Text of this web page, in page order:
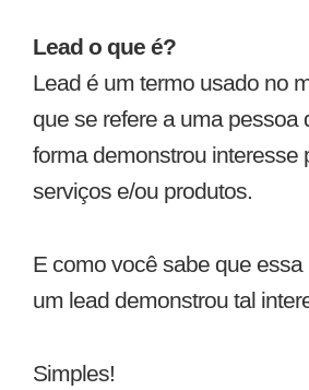
Lead o que é?
Lead é um termo usado no
que se refere a uma pessoa
forma demonstrou interesse
serviços e/ou produtos.
E como você sabe que
um lead demonstrou tal
Simples!